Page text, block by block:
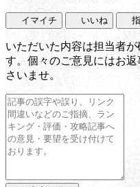
イマイチ いいね
いただいた内容は担当者
す。個々のご意見にはお
さいませ。